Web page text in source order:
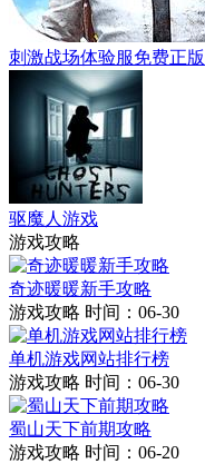
刺激战场体验服免费正版
驱魔人游戏
游戏攻略
奇迹暖暖新手攻略
游戏攻略 时间：06-30
单机游戏网站排行榜
游戏攻略 时间：06-30
蜀山天下前期攻略
游戏攻略 时间：06-20